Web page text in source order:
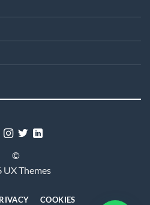
©
UX Themes
COOKIES